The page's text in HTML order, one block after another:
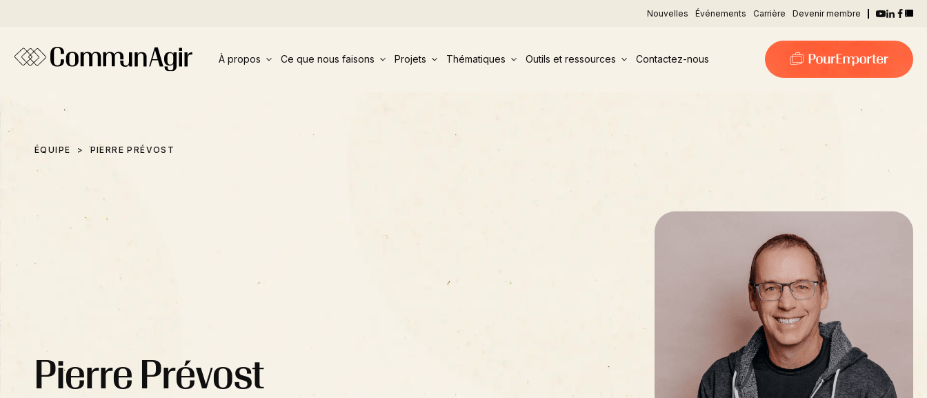
Nouvelles Événements Carrière Devenir membre
À propos Ce que nous faisons Projets Thématiques Outils et ressources Contactez-nous
ÉQUIPE PIERRE PRÉVOST
Pierre Prévost